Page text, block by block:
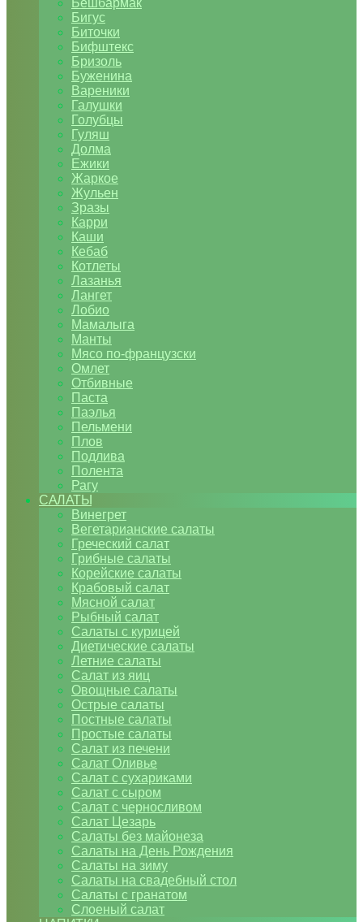
Бешбармак
Бигус
Биточки
Бифштекс
Бризоль
Буженина
Вареники
Галушки
Голубцы
Гуляш
Долма
Ежики
Жаркое
Жульен
Зразы
Карри
Каши
Кебаб
Котлеты
Лазанья
Лангет
Лобио
Мамалыга
Манты
Мясо по-французски
Омлет
Отбивные
Паста
Паэлья
Пельмени
Плов
Подлива
Полента
Рагу
САЛАТЫ
Винегрет
Вегетарианские салаты
Греческий салат
Грибные салаты
Корейские салаты
Крабовый салат
Мясной салат
Рыбный салат
Салаты с курицей
Диетические салаты
Летние салаты
Салат из яиц
Овощные салаты
Острые салаты
Постные салаты
Простые салаты
Салат из печени
Салат Оливье
Салат с сухариками
Салат с сыром
Салат с черносливом
Салат Цезарь
Салаты без майонеза
Салаты на День Рождения
Салаты на зиму
Салаты на свадебный стол
Салаты с гранатом
Слоеный салат